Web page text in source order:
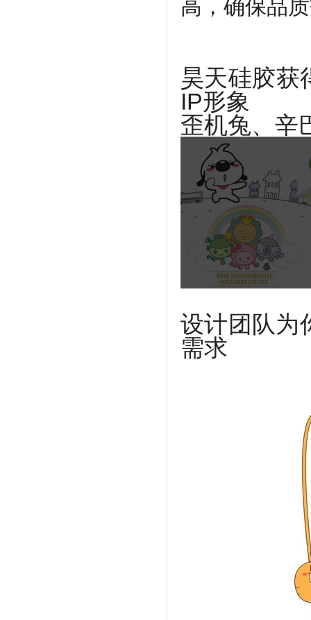
高， 确保品
昊天硅胶获
IP形象
歪机兔、辛
设计团队为
需求